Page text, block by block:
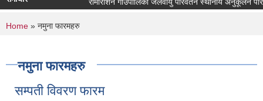
रामारोशन गाउँपालिका जलवायु परिवर्तन स्थानीय अनुकूलन
You are here
Home » नमुना फारमहरु
नमुना फारमहरु
सम्पती विवरण फारम